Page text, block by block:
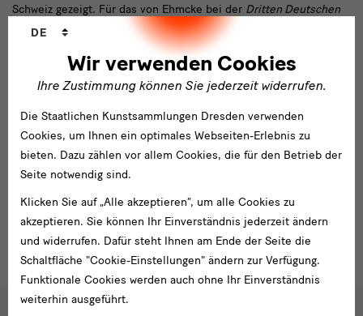
Schweiz gezeigt. Für das von Ehmcke bei der Dritten Deutschen
Kunstgewerbeausstellungin Dresden 1906 entworfene
Bücherzimmer schuf Möller-Coburg Teppich und Vorhänge, für
dessen 1907 bei derDeutsch-Nationalen Kunst-Ausstellung
Düsseldorf gezeigten Raum Wandbespannungen.
Im Jahr 1913 wechselte Ehmcke an die Kunstgewerbeschule in
München, die Familie lebte ab dann ebendort. Es ist davon
auszugehen, dass Möller-Coburg ihre künstlerischen Tätigkeiten
dort weitgehend aufgegeben hat.
Clara Möller-Coburg starb am 30. Oktober 1918 in München an
der Spanischen Grippe.
Wir verwenden Cookies
Ihre Zustimmung können Sie jederzeit widerrufen.
DE
Die Staatlichen Kunstsammlungen Dresden verwenden
Cookies, um Ihnen ein optimales Webseiten-Erlebnis zu
bieten. Dazu zählen vor allem Cookies, die für den Betrieb der
Seite notwendig sind.
Klicken Sie auf „Alle akzeptieren“, um alle Cookies zu
akzeptieren. Sie können Ihr Einverständnis jederzeit ändern
und widerrufen. Dafür steht Ihnen am Ende der Seite die
Schaltfläche "Cookie-Einstellungen" ändern zur Verfügung.
Funktionale Cookies werden auch ohne Ihr Einverständnis
weiterhin ausgeführt.